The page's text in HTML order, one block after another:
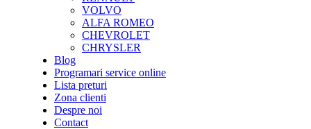
VOLVO
ALFA ROMEO
CHEVROLET
CHRYSLER
Blog
Programari service online
Lista preturi
Zona clienti
Despre noi
Contact